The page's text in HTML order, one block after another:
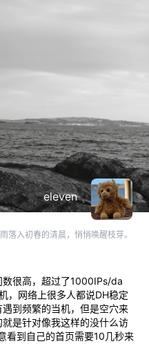
eleven
落入初春的清晨，悄悄唤醒枝芽。
很高，超过了1000IPs/da
，网络上很多人都说DH稳定
到频繁的当机，但是空穴来
是针对像我这样的没什么访
看到自己的首页需要10几秒来